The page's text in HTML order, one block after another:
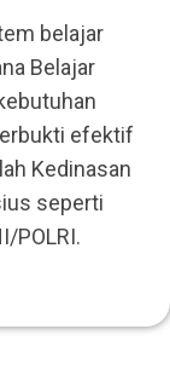
belajar
Belajar
efektif
Kedinasan
seperti
POLRI.